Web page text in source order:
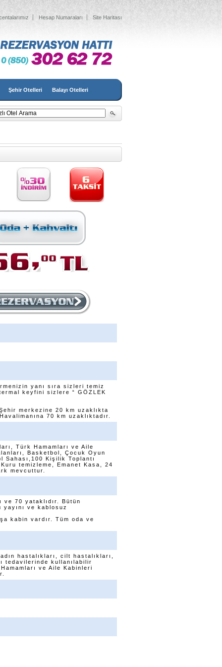
Hesap Numaraları Site Haritası
Şehir Otelleri Balayı Otelleri
yanı sıra sizleri temiz
keyfini sizlere “ GÖZLEK
merkezine 20 km uzaklıkta
70 km uzaklıktadır.
Türk Hamamları ve Aile
Basketbol, Çocuk Oyun
Kişilik Toplantı
temizleme, Emanet Kasa, 24
mevcuttur.
70 yataklıdır. Bütün
ve kablosuz
kabin vardır. Tüm oda ve
hastalıkları, cilt hastalıkları,
tedavilerinde kullanılabilir
ve Aile Kabinleri